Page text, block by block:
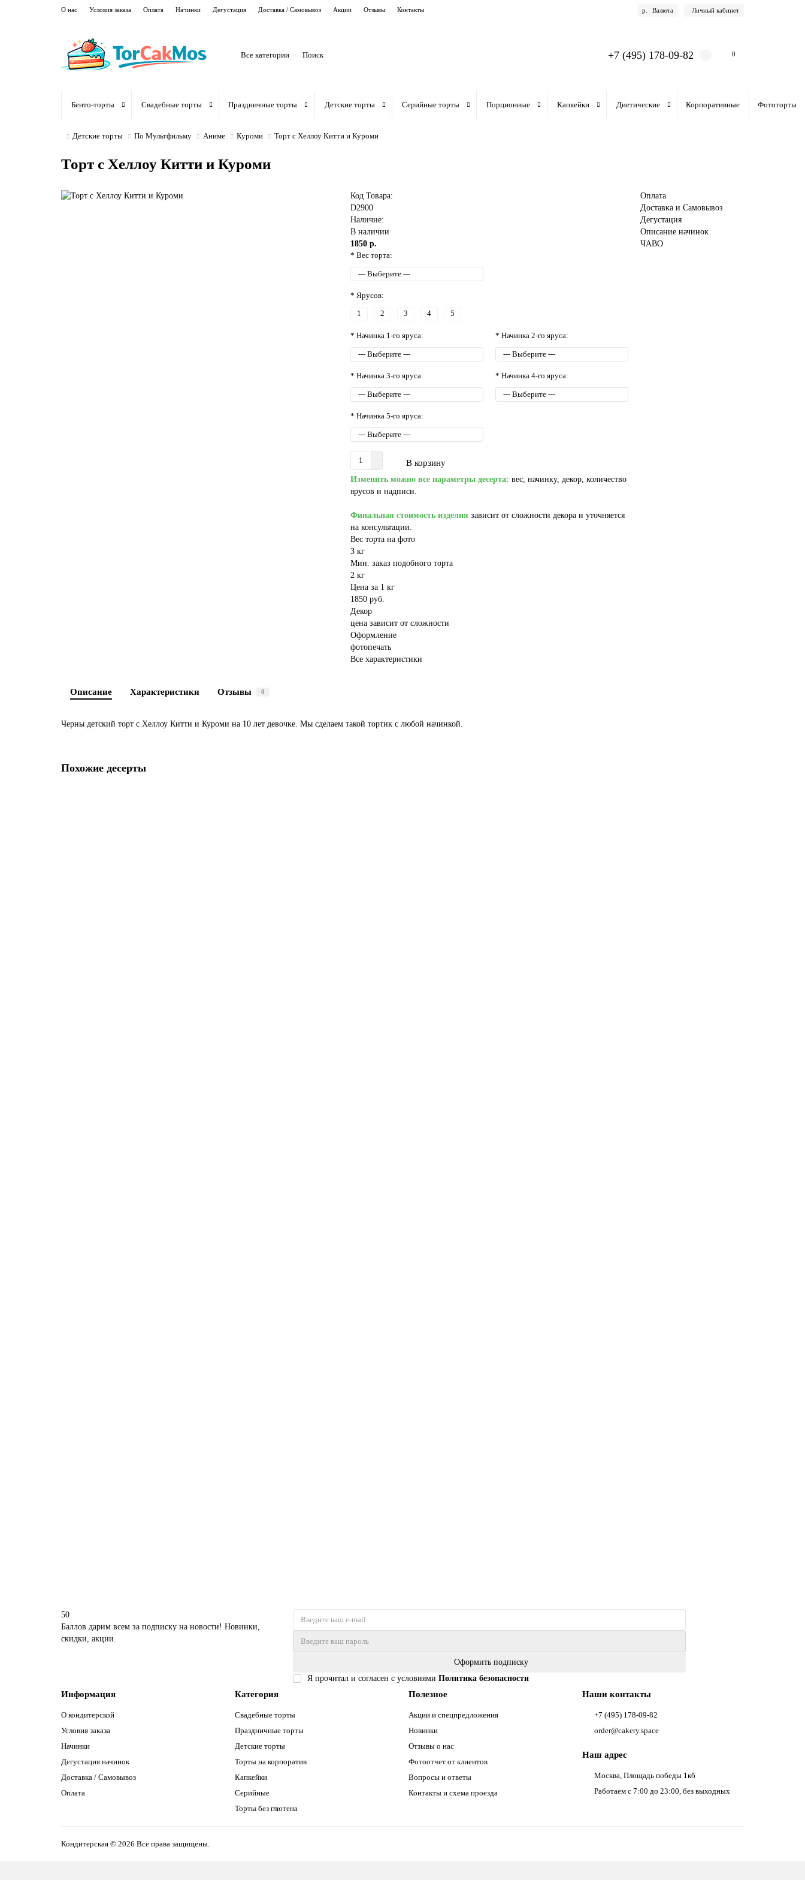
О нас Условия заказа Оплата Начинки Дегустация Доставка / Самовывоз Акции Отзывы Контакты р. Валюта Личный кабинет
Все категории +7 (495) 178-09-82 0
Бенто-торты Свадебные торты Праздничные торты Детские торты Серийные торты Порционные Капкейки Диетические Корпоративные Фототорты
Детские торты По Мультфильму Аниме Куроми Торт с Хеллоу Китти и Куроми
Торт с Хеллоу Китти и Куроми
Код Товара:
D2900
Наличие:
В наличии
1850 р.
* Вес торта:
* Ярусов:
1 2 3 4 5
* Начинка 1-го яруса: * Начинка 2-го яруса:
* Начинка 3-го яруса: * Начинка 4-го яруса:
* Начинка 5-го яруса:
В корзину
Изменить можно все параметры десерта: вес, начинку, декор, количество
ярусов и надписи.
Финальная стоимость изделия зависит от сложности декора и уточняется
на консультации.
Вес торта на фото
3 кг
Мин. заказ подобного торта
2 кг
Цена за 1 кг
1850 руб.
Декор
цена зависит от сложности
Оформление
фотопечать
Все характеристики
Оплата
Доставка и Самовывоз
Дегустация
Описание начинок
ЧАВО
Описание Характеристики Отзывы 0
Черны детский торт с Хеллоу Китти и Куроми на 10 лет девочке. Мы сделаем такой тортик с любой начинкой.
Похожие десерты
50
Баллов дарим всем за подписку на новости! Новинки,
скидки, акции.
Оформить подписку
Я прочитал и согласен с условиями Политика безопасности
Информация
О кондитерской
Условия заказа
Начинки
Дегустация начинок
Доставка / Самовывоз
Оплата
Категория
Свадебные торты
Праздничные торты
Детские торты
Торты на корпоратив
Капкейки
Серийные
Торты без глютена
Полезное
Акции и спецпредложения
Новинки
Отзывы о нас
Фотоотчет от клиентов
Вопросы и ответы
Контакты и схема проезда
Наши контакты
+7 (495) 178-09-82
order@cakery.space
Наш адрес
Москва, Площадь победы 1кб
Работаем с 7:00 до 23:00, без выходных
Кондитерская © 2026 Все права защищены.